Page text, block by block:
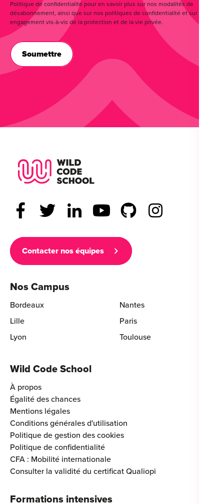
Politique de confidentialité pour en savoir plus sur nos modalités de
désabonnement, ainsi que sur nos politiques de confidentialité et sur notre
engagement vis-à-vis de la protection et de la vie privée.
Contacter nos équipes
Nos Campus
Bordeaux
Lille
Lyon
Nantes
Paris
Toulouse
Wild Code School
À propos
Égalité des chances
Mentions légales
Conditions générales d'utilisation
Politique de gestion des cookies
Politique de confidentialité
CFA : Mobilité internationale
Consulter la validité du certificat Qualiopi
Formations intensives